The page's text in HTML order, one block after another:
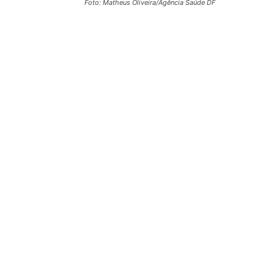
Foto: Matheus Oliveira/Agência Saúde DF